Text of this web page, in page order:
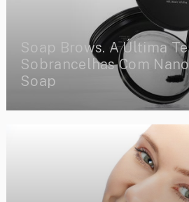
Soap Brows. A Última
Sobrancelhas Com
Soap